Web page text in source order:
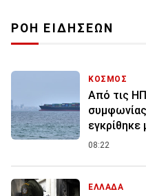
ΡΟΗ ΕΙΔΗΣΕΩΝ
ΚΟΣΜΟΣ
Από τις
εγκρίθηκε
08:22
ΕΛΛΑΔΑ